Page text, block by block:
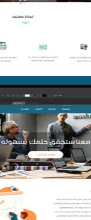
التفاصيل
منصة أفق للتدريب
التفاصيل